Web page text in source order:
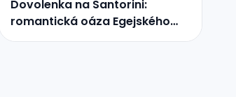
Dovolenka na Santorini:
romantická oáza Egejského
mora